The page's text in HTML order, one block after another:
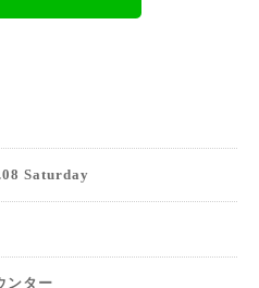
Saturday
ンター